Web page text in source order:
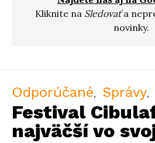
Kliknite na Sledovaťa
novinky.
Odporúčané Správy
Festival
najväčší vo